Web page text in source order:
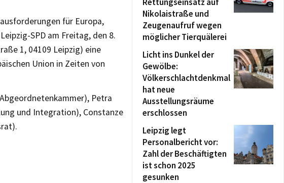
für Europa,
SPD am Freitag, den 8.
1, 04109 Leipzig) eine
Union in Zeiten von
Petra
und Integration), Constanze
Nikolaistraße und
Zeugenaufruf wegen
möglicher Tierquälerei
Licht ins Dunkel der
Gewölbe:
Völkerschlachtdenkmal
hat neue
Ausstellungsräume
erschlossen
Leipzig legt
Personalbericht vor:
Zahl der Beschäftigten
ist schon 2025
gesunken